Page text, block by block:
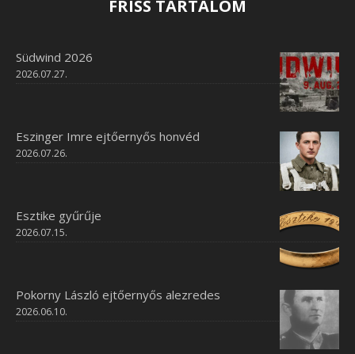
FRISS TARTALOM
Südwind 2026
2026.07.27.
Eszinger Imre ejtőernyős honvéd
2026.07.26.
Esztike gyűrűje
2026.07.15.
Pokorny László ejtőernyős alezredes
2026.06.10.